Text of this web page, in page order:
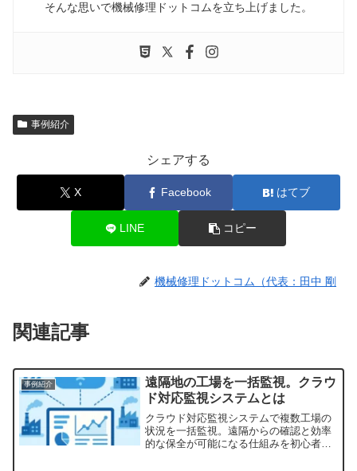
そんな思いで機械修理ドットコムを立ち上げました。
事例紹介
シェアする
X Facebook はてブ
LINE コピー
機械修理ドットコム（代表：田中 剛
関連記事
事例紹介
遠隔地の工場を一括監視。クラウ
ド対応監視システムとは
クラウド対応監視システムで複数工場の
状況を一括監視。遠隔からの確認と効率
的な保全が可能になる仕組みを初心者向